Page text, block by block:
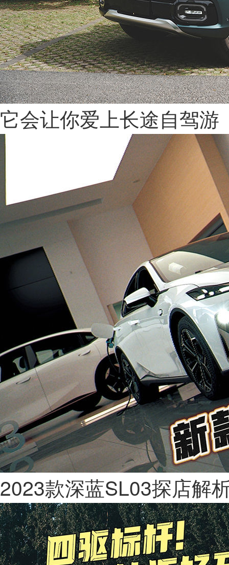
它会让你爱上长途自驾游
2023款深蓝SL03探店解